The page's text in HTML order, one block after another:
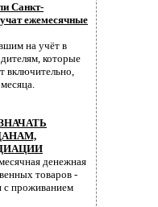
Санкт-
ежемесячные
на учёт в
которые
включительно,
денежная
товаров -
с проживанием